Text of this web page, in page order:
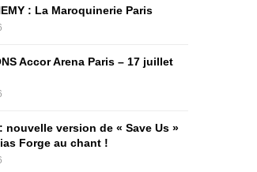
C
: La Maroquinerie Paris
Accor Arena Paris – 17 juillet
nouvelle version de « Save Us »
Forge au chant !